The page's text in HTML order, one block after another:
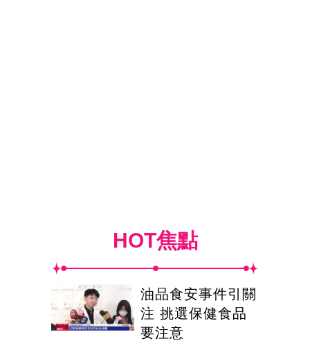
HOT焦點
油品食安事件引關
注 挑選保健食品
要注意